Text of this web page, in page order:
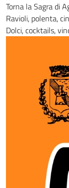
Torna la Sagra di
Ravioli, polenta,
Dolci, cocktails,